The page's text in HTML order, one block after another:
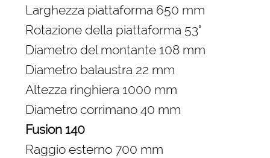
Larghezza piattaforma 650 mm
Rotazione della piattaforma 53°
Diametro del montante 108 mm
Diametro balaustra 22 mm
Altezza ringhiera 1000 mm
Diametro corrimano 40 mm
Fusion 140
Raggio esterno 700 mm